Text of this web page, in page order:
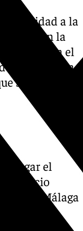
a la
con la
en el
entonces, la
se han
lugar el
Espacio
de Málaga